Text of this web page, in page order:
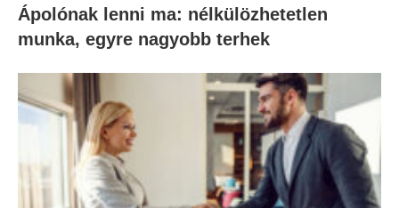
Ápolónak lenni ma: nélkülözhetetlen
munka, egyre nagyobb terhek